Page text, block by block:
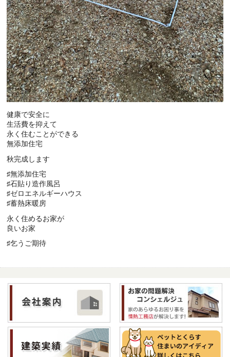
健康で安全に
生活費を抑えて
永く住むことができる
無添加住宅
秋完成します
♯無添加住宅
♯石貼り造作風呂
♯ゼロエネルギーハウス
♯蓄熱床暖房
永く住めるお家が
良いお家
♯乞うご期待